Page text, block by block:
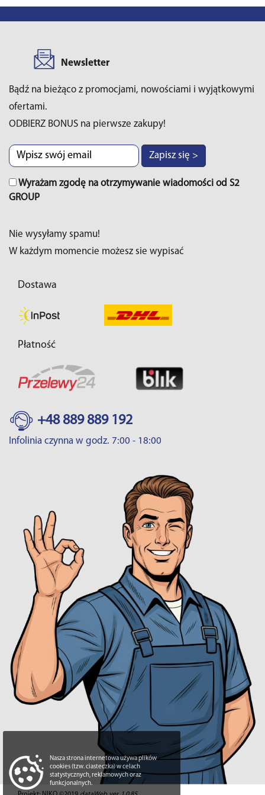
Newsletter
Bądź na bieżąco z promocjami, nowościami i wyjątkowymi
ofertami.
ODBIERZ BONUS na pierwsze zakupy!
Zapisz się >
Wyrażam zgodę na otrzymywanie wiadomości od S2
GROUP
Nie wysyłamy spamu!
W każdym momencie możesz sie wypisać
Dostawa
Płatność
+48 889 889 192
Infolinia czynna w godz. 7:00 - 18:00
Nasza strona internetowa używa plików
cookies (tzw. ciasteczka) w celach
statystycznych, reklamowych oraz
funkcjonalnych.